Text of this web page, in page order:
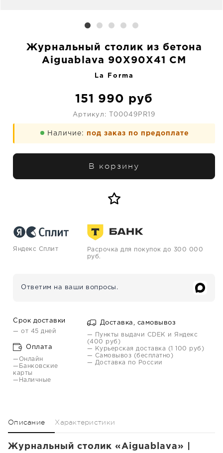
Журнальный столик из бетона
Aiguablava 90X90X41 CM
La Forma
151 990 руб
Артикул: T00049PR19
Наличие: под заказ по предоплате
В корзину
Яндекс Сплит
Расрочка для покупок до 300 000
руб.
Ответим на ваши вопросы.
Срок доставки
— от 45 дней
Оплата
—Онлайн
—Банковские
карты
—Наличные
Доставка, самовывоз
— Пункты выдачи CDEK и Яндекс
(400 руб)
— Курьерская доставка (1 100 руб)
— Самовывоз (бесплатно)
— Доставка по России
Описание Характеристики
Журнальный столик «Aiguablava» |